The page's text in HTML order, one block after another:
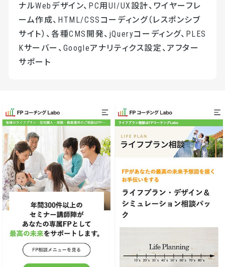
ナルWebデザイン、PC用UI/UX設計、ワイヤーフレ
ーム作成、HTML/CSSコーディング（レスポンシブ
サイト）、各種CMS開発、jQueryコーディング、PLES
Kサーバー、Googleアナリティクス設定、アフター
サポート